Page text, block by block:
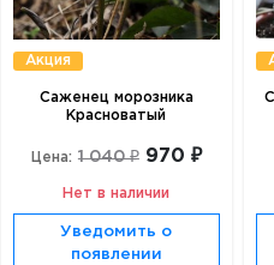
Акция
Саженец морозника
Красноватый
Цена: 1 040 ₽ 970 ₽
Нет в наличии
Уведомить о
появлении